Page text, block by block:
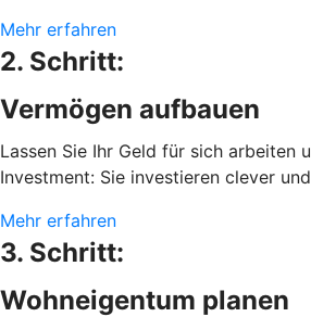
Mehr erfahren
2. Schritt:
Vermögen aufbauen
Lassen Sie Ihr Geld für sich arbeiten
Investment: Sie investieren clever
Mehr erfahren
3. Schritt:
Wohneigentum planen